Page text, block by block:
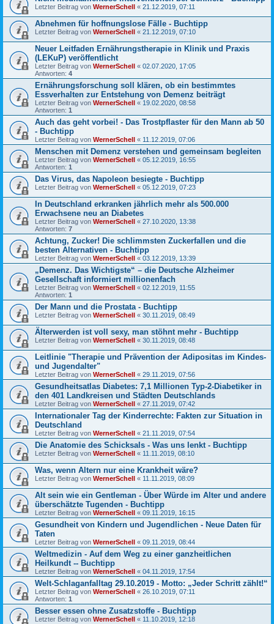
Letzter Beitrag von WernerSchell « 21.12.2019, 07:11
Abnehmen für hoffnungslose Fälle - Buchtipp
Letzter Beitrag von WernerSchell « 21.12.2019, 07:10
Neuer Leitfaden Ernährungstherapie in Klinik und Praxis
(LEKuP) veröffentlicht
Letzter Beitrag von WernerSchell « 02.07.2020, 17:05
Antworten: 4
Ernährungsforschung soll klären, ob ein bestimmtes
Essverhalten zur Entstehung von Demenz beiträgt
Letzter Beitrag von WernerSchell « 19.02.2020, 08:58
Antworten: 1
Auch das geht vorbei! - Das Trostpflaster für den Mann ab 50
- Buchtipp
Letzter Beitrag von WernerSchell « 11.12.2019, 07:06
Menschen mit Demenz verstehen und gemeinsam begleiten
Letzter Beitrag von WernerSchell « 05.12.2019, 16:55
Antworten: 1
Das Virus, das Napoleon besiegte - Buchtipp
Letzter Beitrag von WernerSchell « 05.12.2019, 07:23
In Deutschland erkranken jährlich mehr als 500.000
Erwachsene neu an Diabetes
Letzter Beitrag von WernerSchell « 27.10.2020, 13:38
Antworten: 7
Achtung, Zucker! Die schlimmsten Zuckerfallen und die
besten Alternativen - Buchtipp
Letzter Beitrag von WernerSchell « 03.12.2019, 13:39
„Demenz. Das Wichtigste“ – die Deutsche Alzheimer
Gesellschaft informiert millionenfach
Letzter Beitrag von WernerSchell « 02.12.2019, 11:55
Antworten: 1
Der Mann und die Prostata - Buchtipp
Letzter Beitrag von WernerSchell « 30.11.2019, 08:49
Älterwerden ist voll sexy, man stöhnt mehr - Buchtipp
Letzter Beitrag von WernerSchell « 30.11.2019, 08:48
Leitlinie "Therapie und Prävention der Adipositas im Kindes-
und Jugendalter"
Letzter Beitrag von WernerSchell « 29.11.2019, 07:56
Gesundheitsatlas Diabetes: 7,1 Millionen Typ-2-Diabetiker in
den 401 Landkreisen und Städten Deutschlands
Letzter Beitrag von WernerSchell « 27.11.2019, 07:42
Internationaler Tag der Kinderrechte: Fakten zur Situation in
Deutschland
Letzter Beitrag von WernerSchell « 21.11.2019, 07:54
Die Anatomie des Schicksals - Was uns lenkt - Buchtipp
Letzter Beitrag von WernerSchell « 11.11.2019, 08:10
Was, wenn Altern nur eine Krankheit wäre?
Letzter Beitrag von WernerSchell « 11.11.2019, 08:09
Alt sein wie ein Gentleman - Über Würde im Alter und andere
überschätzte Tugenden - Buchtipp
Letzter Beitrag von WernerSchell « 09.11.2019, 16:15
Gesundheit von Kindern und Jugendlichen - Neue Daten für
Taten
Letzter Beitrag von WernerSchell « 09.11.2019, 08:44
Weltmedizin - Auf dem Weg zu einer ganzheitlichen
Heilkundt -- Buchtipp
Letzter Beitrag von WernerSchell « 04.11.2019, 17:54
Welt-Schlaganfalltag 29.10.2019 - Motto: „Jeder Schritt zählt!“
Letzter Beitrag von WernerSchell « 26.10.2019, 07:11
Antworten: 1
Besser essen ohne Zusatzstoffe - Buchtipp
Letzter Beitrag von WernerSchell « 11.10.2019, 12:18